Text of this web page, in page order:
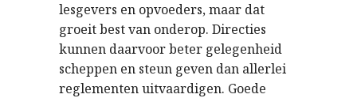
lesgevers en opvoeders, maar dat
groeit best van onderop. Directies
kunnen daarvoor beter gelegenheid
scheppen en steun geven dan allerlei
reglementen uitvaardigen. Goede